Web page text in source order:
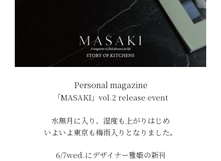
Personal magazine
「MASAKI」vol.2 release event
水無月に入り、湿度も上がりはじめ
いよいよ東京も梅雨入りとなりました。
6/7wed.にデザイナー雅姫の新刊